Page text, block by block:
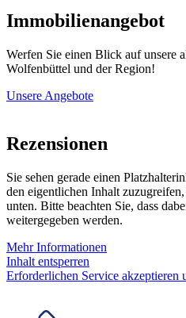
Immobilienangebot
Werfen Sie einen Blick auf unsere
Wolfenbüttel und der Region!
Unsere Angebote
Rezensionen
Sie sehen gerade einen
den eigentlichen Inhalt
unten. Bitte beachten Sie, dass
weitergegeben werden.
Mehr Informationen
Inhalt entsperren
Erforderlichen Service akzeptieren